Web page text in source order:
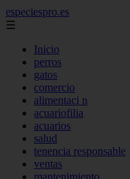
especiespro.es
☰
Inicio
perros
gatos
comercio
alimentaci n
acuariofilia
acuarios
salud
tenencia responsable
ventas
mantenimiento